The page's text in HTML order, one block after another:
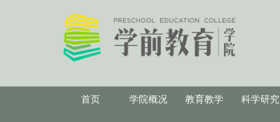
首页 学院概况 教育教学 科学研究